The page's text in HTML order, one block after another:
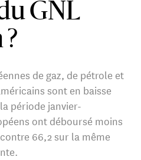
GNL
de gaz, de pétrole et
sont en baisse
période janvier-
ont déboursé moins
66,2 sur la même